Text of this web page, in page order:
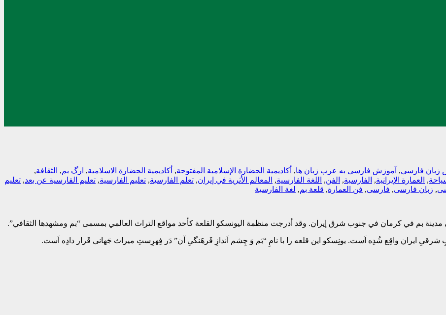
زبان فارسی, آموزش فارسی به عرب زبان ها, أکادیمیة الحضارة الإسلامیة المفتوحة, أکادیمیة الحضارة الاسلامیة, ارگ بم, الثقافة,
, العمارة الإیرانیة, الفارسیة, الفن, اللغة الفارسیة, المعالم الأثریة في إیران, تعلم الفارسیة, تعلیم الفارسیة, تعلیم الفارسیة عن بعد, تعلیم
, زبان فارسی, فارسی, فن العمارة, قلعة بم, لغة الفارسیة
مدينة بم في كرمان في جنوب شرق إيران. وقد أدرجت منظمة اليونسكو القلعة كأحد مواقع التراث العالمي بمسمى “بم ومشهدها الثقافي”.
ایران واقِع شُدِه اَست. یونِسکو این قلعه را با نامِ “بَم وَ چِشم اَندازِ فَرهَنگیِ آن” دَر فِهرِستِ میراث جَهانی قَرار دادِه اَست.